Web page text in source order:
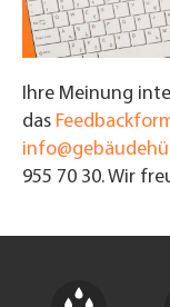
Ihre Meinung
das
955 70 30. Wir